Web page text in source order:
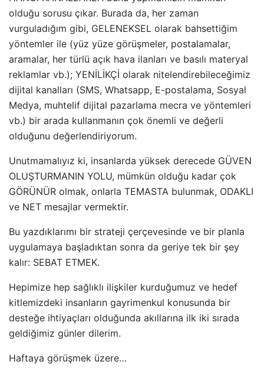
olduğu sorusu çıkar. Burada da, her zaman
vurguladığım gibi, GELENEKSEL olarak bahsettiğim
yöntemler ile (yüz yüze görüşmeler, postalamalar,
aramalar, her türlü açık hava ilanları ve basılı materyal
reklamlar vb.); YENİLİKÇİ olarak nitelendirebileceğimiz
dijital kanalları (SMS, Whatsapp, E-postalama, Sosyal
Medya, muhtelif dijital pazarlama mecra ve yöntemleri
vb.) bir arada kullanmanın çok önemli ve değerli
olduğunu değerlendiriyorum.
Unutmamalıyız ki, insanlarda yüksek derecede GÜVEN
OLUŞTURMANIN YOLU, mümkün olduğu kadar çok
GÖRÜNÜR olmak, onlarla TEMASTA bulunmak, ODAKLI
ve NET mesajlar vermektir.
Bu yazdıklarımı bir strateji çerçevesinde ve bir planla
uygulamaya başladıktan sonra da geriye tek bir şey
kalır: SEBAT ETMEK.
Hepimize hep sağlıklı ilişkiler kurduğumuz ve hedef
kitlemizdeki insanların gayrimenkul konusunda bir
desteğe ihtiyaçları olduğunda akıllarına ilk iki sırada
geldiğimiz günler dilerim.
Haftaya görüşmek üzere…